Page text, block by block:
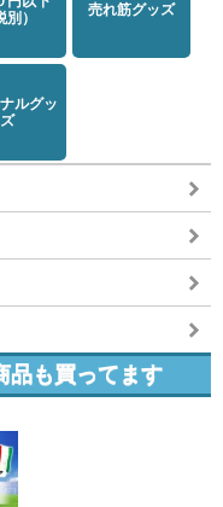
別）
売れ筋グッズ
ルグッ
ズ
品も買ってます